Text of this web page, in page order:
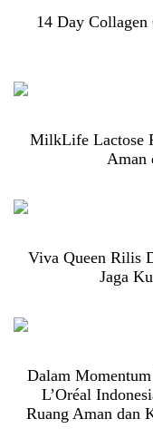
14 Day
MilkLife Lactose
Aman
Viva Queen Rilis
Jaga
Dalam
L’Oréal
Ruang Aman dan